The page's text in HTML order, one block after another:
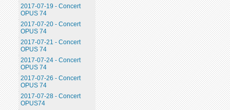
2017-07-19 - Concert
OPUS 74
2017-07-20 - Concert
OPUS 74
2017-07-21 - Concert
OPUS 74
2017-07-24 - Concert
OPUS 74
2017-07-26 - Concert
OPUS 74
2017-07-28 - Concert
OPUS74